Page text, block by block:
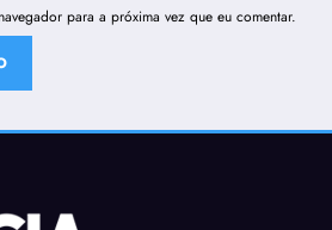
para a próxima vez que eu comentar.